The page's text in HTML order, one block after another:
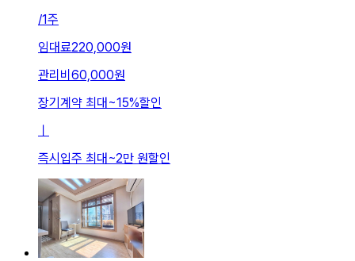
/1주
임대료220,000원
관리비 60,000원
장기계약 최대~15%할인
ㅣ
즉시입주 최대~2만 원할인